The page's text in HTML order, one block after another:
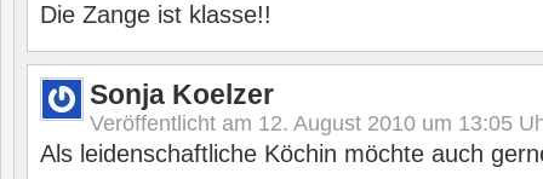
Die Zange ist klasse!!
Sonja Koelzer
Veröffentlicht am 12. August 2010 um 13:05
Als leidenschaftliche Köchin möchte auch